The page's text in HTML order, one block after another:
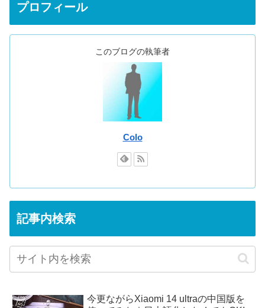
プロフィール
このブログの執筆者
Colo
記事内検索
今更ながらXiaomi 14 ultraの中国版を